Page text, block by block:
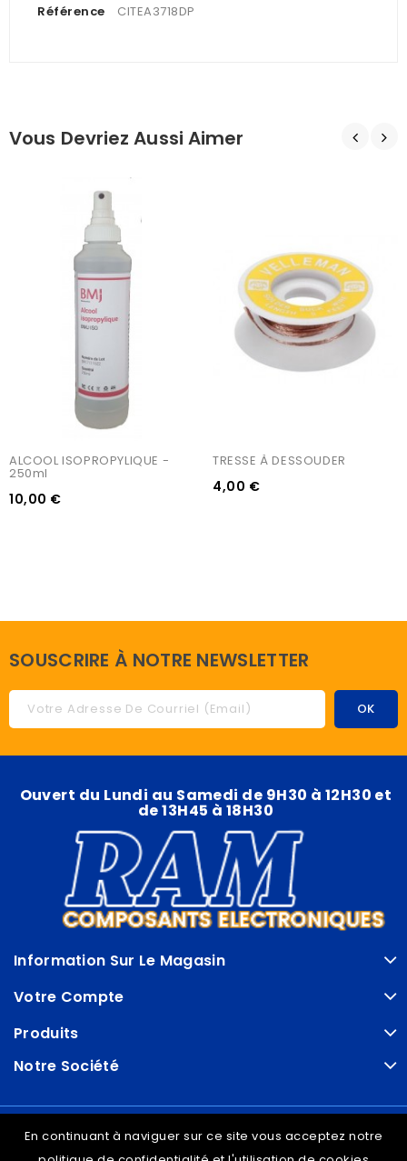
Référence CITEA3718DP
Vous Devriez Aussi Aimer
ALCOOL ISOPROPYLIQUE -
250ml
10,00 €
TRESSE À DESSOUDER
4,00 €
SOUSCRIRE À NOTRE NEWSLETTER
Ouvert du Lundi au Samedi de 9H30 à 12H30 et
de 13H45 à 18H30
Information Sur Le Magasin
Votre Compte
Produits
Notre Société
© VDRAM - 2026
En continuant à naviguer sur ce site vous acceptez notre